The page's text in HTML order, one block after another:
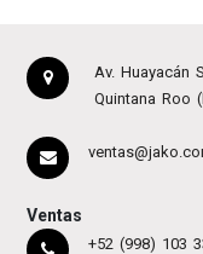
Av. Huayacán
Quintana Roo
Ventas
+52 (998) 103